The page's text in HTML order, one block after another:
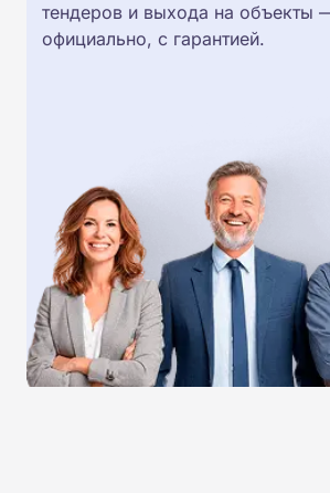
тендеров и выхода на объекты
официально, с гарантией.